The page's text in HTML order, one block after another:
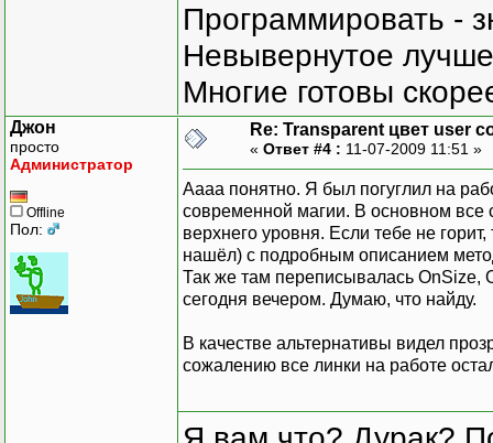
Программировать -
Невывернутое
Многие готовы
Джон
просто
Администратор
Offline
Пол:
Re: Transparent цвет user
« Ответ #4 : 11-07-2009 11:51 »
Аааа понятно. Я был погуглил на
современной магии. В основном все
верхнего уровня. Если тебе не
нашёл) с подробным описанием
Так же там переписывалась OnSize,
сегодня вечером. Думаю, что найду.
В качестве альтернативы видел
сожалению все линки на работе